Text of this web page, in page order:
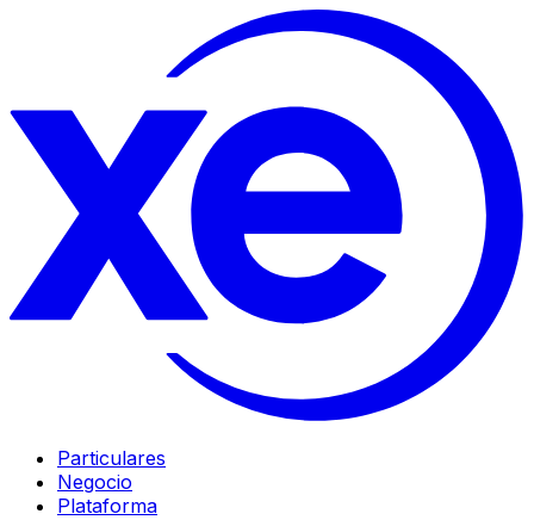
Particulares
Negocio
Plataforma